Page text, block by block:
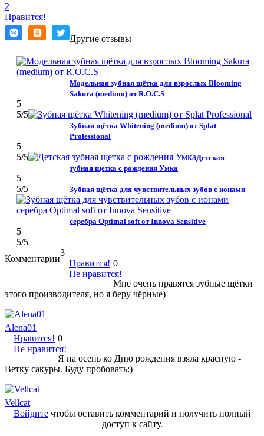
2
Нравится!
Другие отзывы
Модельная зубная щётка для взрослых Blooming
Sakura (medium) от R.O.C.S
5
5/5
Зубная щётка Whitening (medium) от Splat
Professional
5
5/5
Детская
зубная щетка с рождения Умка
5
5/5 Зубная щётка для чувствительных зубов с ионами
серебра Optimal soft от Innova Sensitive
5
5/5
Комментарии
3
Нравится!
Не нравится!
0
Мне очень нравятся зубные щётки
этого производителя, но я беру чёрные)
Alena01
Нравится!
Не нравится!
0
Я на осень ко Дню рождения взяла красную -
Ветку сакуры. Буду пробовать:)
Vellcat
Войдитечтобы оставить комментарий и получить полный
доступ к сайту.